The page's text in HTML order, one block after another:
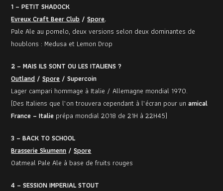
1 – PETIT SHADOCK
Evreux Craft Beer Club /Spore.
Pale Ale au pomelo, deux versions selon deux dominantes de
houblons : Medusa et Lemon Drop
2 – MAIS ILS SONT OU LES ITALIENS ?
Outland /Spore / Supercoin
Lager campari hommage à Italie / Allemagne mondial 1970.
(Des Italiens que l’on trouvera cependant à l’écran pour un amical
France – Italie prépa mondial 2018 de 21H à 22H45)
3 – BACK TO SCHOOL
Brasserie Skumenn /Spore
Oatmeal Pale Ale à base de fruits rouges
4 – SESSION IMPERIAL STOUT